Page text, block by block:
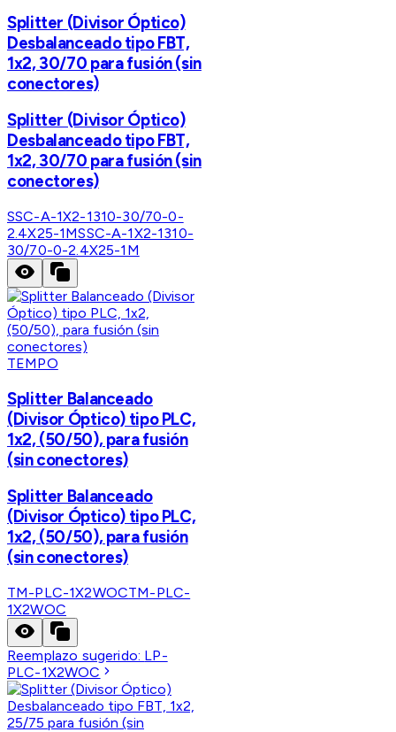
Splitter (Divisor Óptico)
Desbalanceado tipo FBT,
1x2, 30/70 para fusión (sin
conectores)
Splitter (Divisor Óptico)
Desbalanceado tipo FBT,
1x2, 30/70 para fusión (sin
conectores)
SSC-A-1X2-1310-30/70-0-
2.4X25-1MSSC-A-1X2-1310-
30/70-0-2.4X25-1M
TEMPO
Splitter Balanceado
(Divisor Óptico) tipo PLC,
1x2, (50/50), para fusión
(sin conectores)
Splitter Balanceado
(Divisor Óptico) tipo PLC,
1x2, (50/50), para fusión
(sin conectores)
TM-PLC-1X2WOCTM-PLC-
1X2WOC
Reemplazo sugerido: LP-
PLC-1X2WOC